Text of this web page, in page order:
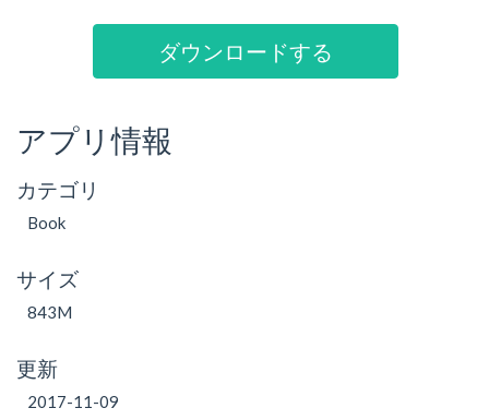
ダウンロードする
アプリ情報
カテゴリ
Book
サイズ
843M
更新
2017-11-09